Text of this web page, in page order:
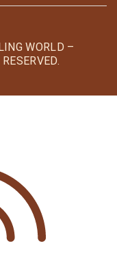
WORLD –